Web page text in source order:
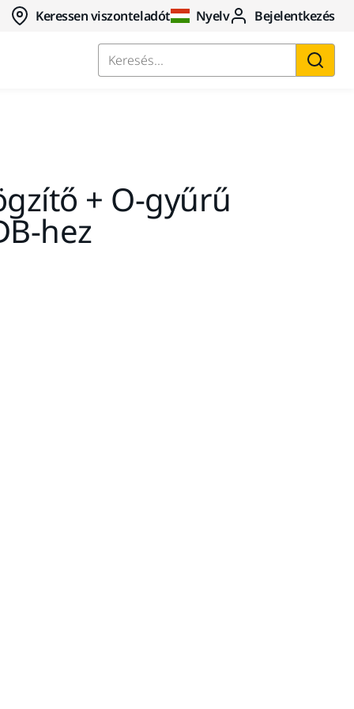
Keressen viszonteladót Nyelv Bejelentkezés
Keresés...
+ O-gyűrű
hez